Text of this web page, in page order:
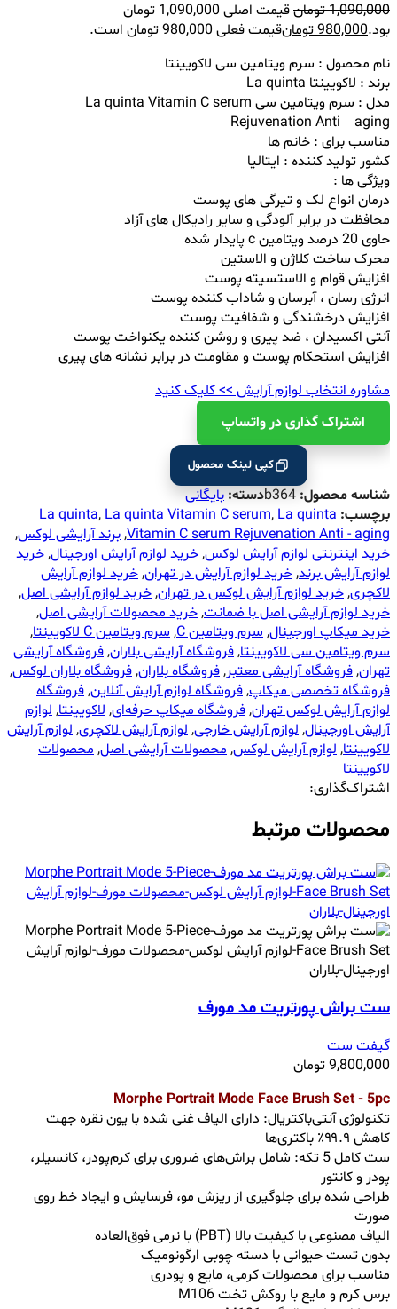
1,090,000تومان
قیمت اصلی 1,090,000 تومان
بود.980,000تومانقیمت فعلی 980,000 تومان است.
نام محصول : سرم ویتامین سی لاکویینتا
برند : لاکویینتا La quinta
مدل : سرم ویتامین سی La quinta Vitamin C serum
Rejuvenation Anti – aging
مناسب برای : خانم ها
کشور تولید کننده : ایتالیا
ویژگی ها :
درمان انواع لک و تیرگی های پوست
محافظت در برابر آلودگی و سایر رادیکال های آزاد
حاوی 20 درصد ویتامین c پایدار شده
محرک ساخت کلاژن و الاستین
افزایش قوام و الاستسیته پوست
انرژی رسان ، آبرسان و شاداب کننده پوست
افزایش درخشندگی و شفافیت پوست
آنتی اکسیدان ، ضد پیری و روشن کننده یکنواخت پوست
افزایش استحکام پوست و مقاومت در برابر نشانه های پیری
مشاوره انتخاب لوازم آرایش >> کلیک کنید
اشتراک ‌گذاری در واتساپ
کپی لینک محصول
شناسه محصول:b364دسته:بایگانی
برچسب:
La quinta,La quinta Vitamin C serum,La quinta
Vitamin C serum Rejuvenation Anti - aging
,برند آرایشی لوکس,
خرید اینترنتی لوازم آرایش لوکس,خرید لوازم آرایش اورجینال,خرید
لوازم آرایش برند,خرید لوازم آرایش در تهران,خرید لوازم آرایش
لاکچری,خرید لوازم آرایش لوکس در تهران,خرید لوازم آرایشی اصل,
خرید لوازم آرایشی اصل با ضمانت,خرید محصولات آرایشی اصل,
خرید میکاپ اورجینال,سرم ویتامین C ,سرم ویتامین C لاکویینتا
,
سرم ویتامین سی لاکویینتا,فروشگاه آرایشی بلاران,فروشگاه آرایشی
تهران,فروشگاه آرایشی معتبر,فروشگاه بلاران,فروشگاه بلاران لوکس,
فروشگاه تخصصی میکاپ,فروشگاه لوازم آرایش آنلاین,فروشگاه
لوازم آرایش لوکس تهران,فروشگاه میکاپ حرفه‌ای,لاکویینتا,لوازم
آرایش اورجینال,لوازم آرایش خارجی,لوازم آرایش لاکچری,لوازم آرایش
لاکویینتا,لوازم آرایش لوکس,محصولات آرایشی اصل,محصولات
لاکویینتا
اشتراک‌گذاری:
محصولات مرتبط
ست براش پورتریت مد مورف
گیفت ست
9,800,000تومان
Morphe Portrait Mode Face Brush Set - 5pc
تکنولوژی آنتی‌باکتریال: دارای الیاف غنی شده با یون نقره جهت
کاهش ۹۹.۹٪ باکتری‌ها
ست کامل 5 تکه: شامل براش‌های ضروری برای کرم‌پودر، کانسیلر،
پودر و کانتور
طراحی شده برای جلوگیری از ریزش مو، فرسایش و ایجاد خط روی
صورت
الیاف مصنوعی با کیفیت بالا (PBT) با نرمی فوق‌العاده
بدون تست حیوانی با دسته چوبی ارگونومیک
مناسب برای محصولات کرمی، مایع و پودری
برس کرم و مایع با روکش تخت M106